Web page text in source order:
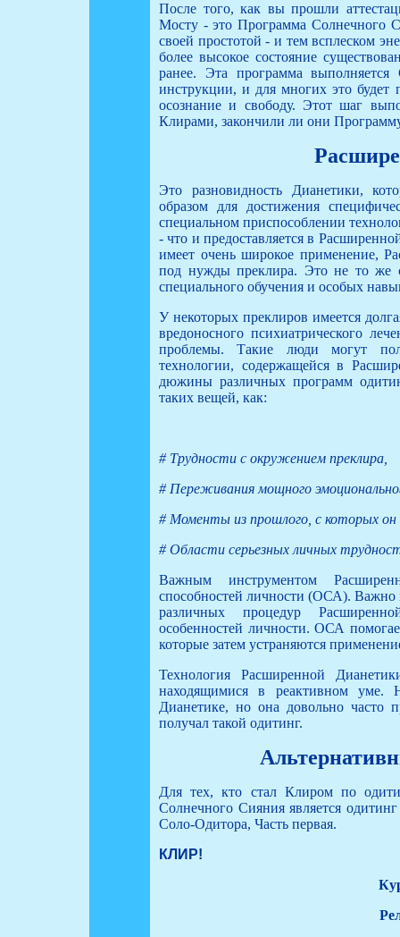
После того, как вы прошли
Мосту - это Программа Солнечного
своей простотой - и тем всплеском
более высокое состояние
ранее. Эта программа
инструкции, и для многих это
осознание и свободу. Этот шаг
Клирами, закончили ли они
Это разновидность Дианетики,
образом для достижения
специальном приспособлении
- что и предоставляется в
имеет очень широкое применение,
под нужды преклира. Это не то же
специального обучения и особых
У некоторых преклиров имеется
вредоносного психиатрического
проблемы. Такие люди могут
технологии, содержащейся в
дюжины различных программ
таких вещей, как:
# Трудности с окружением преклира,
# Переживания мощного
# Моменты из прошлого, с которых
# Области серьезных личных
Важным инструментом
способностей личности (ОСА). Важно
различных процедур
особенностей личности. ОСА
которые затем устраняются
Технология Расширенной
находящимися в реактивном уме.
Дианетике, но она довольно часто
получал такой одитинг.
Для тех, кто стал Клиром по
Солнечного Сияния является
Соло-Одитора, Часть первая.
КЛИР!